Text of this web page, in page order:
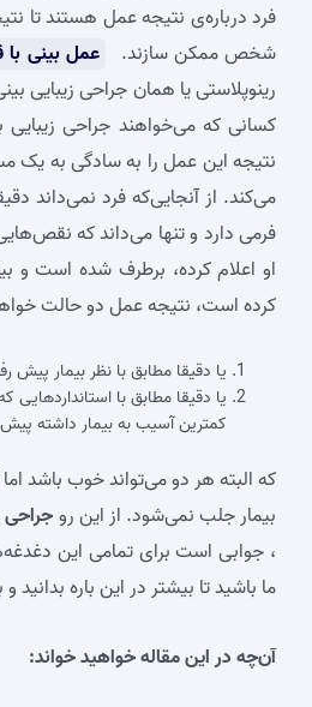
فرد درباره‌ی نتیجه عمل هستند تا
شخص ممکن سازند.
عمل بینی با
رینوپلاستی یا همان جراحی زیبایی
کسانی که می‌خواهند جراحی زیبایی
نتیجه این عمل را به سادگی به یک
می‌کند. از آنجایی‌که فرد نمی‌داند
فرمی دارد و تنها می‌داند که
او اعلام کرده، برطرف شده است و
کرده است، نتیجه عمل دو حالت
یا دقیقا مطابق با نظر بیمار پیش
یا دقیقا مطابق با استانداردهایی
کمترین آسیب به بیمار داشته
که البته هر دو می‌تواند خوب باشد
بیمار جلب نمی‌شود. از این روجراحی
، جوابی است برای تمامی این
ما باشید تا بیشتر در این باره بدانید و
آن‌چه در این مقاله خواهید خواند: